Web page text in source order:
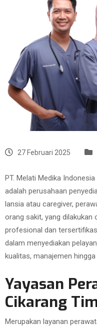
27 Februari 2025
PT. Melati Medika
adalah perusahaan
lansia atau caregiver,
orang sakit, yang dilakukan
profesional dan
dalam menyediakan
kualitas, manajemen
Yayasan
Cikarang
Merupakan layanan